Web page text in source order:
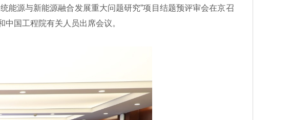
源与新能源融合发展重大问题研究”项目结题预评审会在京召
国工程院有关人员出席会议。